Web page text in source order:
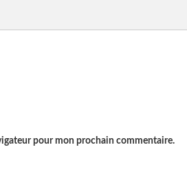
pour mon prochain commentaire.